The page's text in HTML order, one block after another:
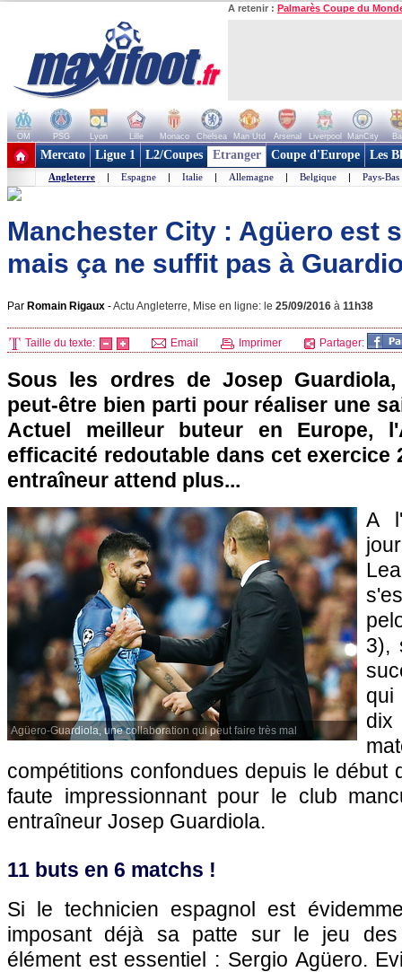
A retenir : Palmarès Coupe du
OM PSG Lyon Lille Monaco Chelsea Man Utd Arsenal Liverpool ManCity
+ de clubs
Mercato Ligue 1 L2/Coupes Etranger Coupe d'Europe Les
Angleterre | Espagne | Italie | Allemagne | Belgique | Pays-Bas
Manchester City : Agüero est
mais ça ne suffit pas à
Par Romain Rigaux -Actu Angleterre, Mise en ligne: le 25/09/2016 à 11h38
Taille du texte: Email Imprimer Partager:
Sous les ordres de Josep
peut-être bien parti pour réaliser une
Actuel meilleur buteur en Europe,
efficacité redoutable dans cet exercice
entraîneur attend plus...
Agüero-Guardiola, une collaboration qui peut faire très mal
A
3),
qui
compétitions confondues depuis le début
faute impressionnant pour le club
entraîneur Josep Guardiola.
11 buts en 6 matchs !
Si le technicien espagnol est
imposant déjà sa patte sur le jeu
élément est essentiel : Sergio Agüero.